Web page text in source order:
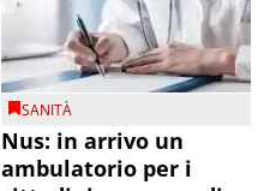
SANITÀ
Nus: in arrivo un
ambulatorio per i